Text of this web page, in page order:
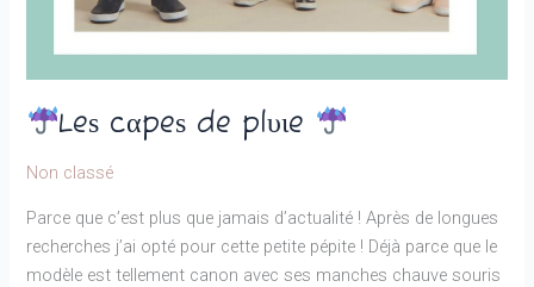
Leѕ cαpeѕ de plυιe
Non classé
Parce que c’est plus que jamais d’actualité ! Après de longues
recherches j’ai opté pour cette petite pépite ! Déjà parce que le
modèle est tellement canon avec ses manches chauve souris